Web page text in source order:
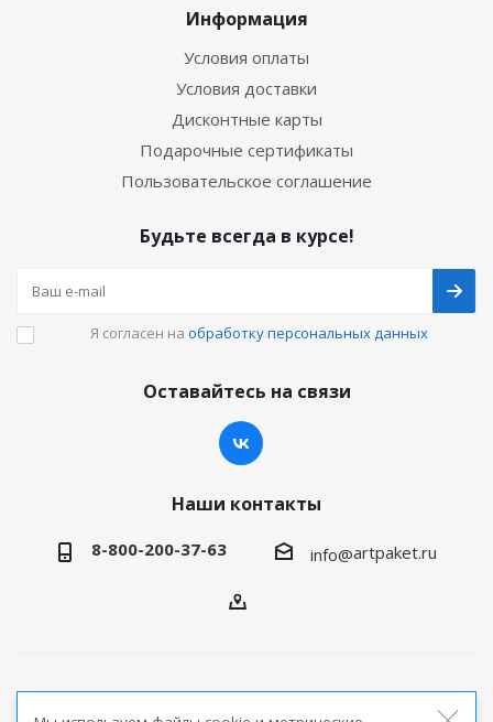
Информация
Условия оплаты
Условия доставки
Дисконтные карты
Подарочные сертификаты
Пользовательское соглашение
Будьте всегда в курсе!
Я согласен на обработку персональных данных
Оставайтесь на связи
Наши контакты
8-800-200-37-63 info@artpaket.ru